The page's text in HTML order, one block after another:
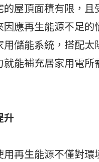
屋頂面積有限，
因應再生能源不足
用儲能系統，搭配
能補充居家用電
升
再生能源不僅對